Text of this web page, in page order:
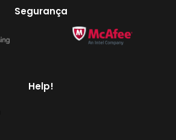
Segurança
Help!